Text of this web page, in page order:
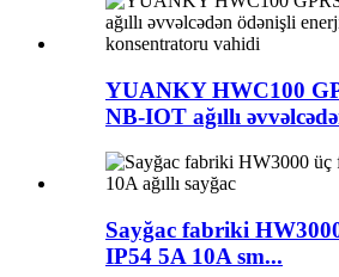
YUANKY HWC100
NB-IOT ağıllı
Sayğac fabriki
IP54 5A 10A sm...